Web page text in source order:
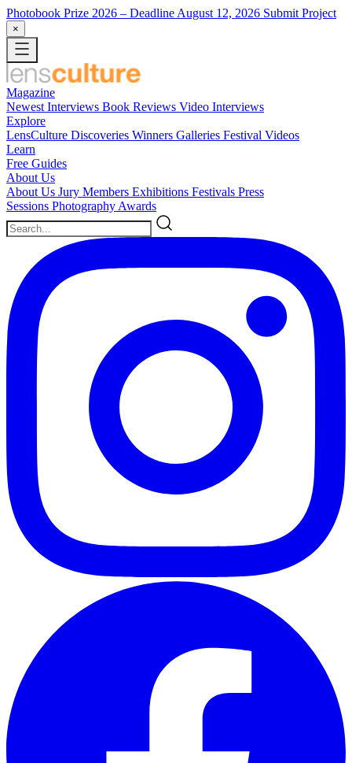
Photobook Prize 2026 – Deadline August 12, 2026 Submit Project
×
Magazine
Newest Interviews Book Reviews Video Interviews
Explore
LensCulture Discoveries Winners Galleries Festival Videos
Learn
Free Guides
About Us
About Us Jury Members Exhibitions Festivals Press
Sessions Photography Awards